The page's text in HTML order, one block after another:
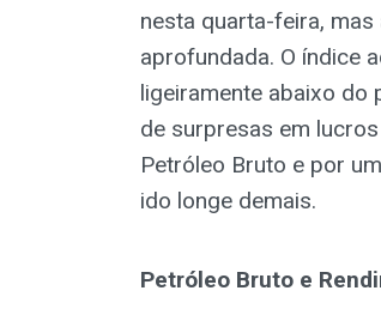
nesta quarta-feira,
aprofundada. O índice
ligeiramente abaixo do
de surpresas em
Petróleo Bruto e por
ido longe demais.
Petróleo Bruto e